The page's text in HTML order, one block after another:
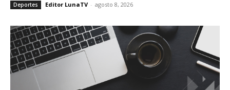
Deportes Editor LunaTV - agosto 8, 2026